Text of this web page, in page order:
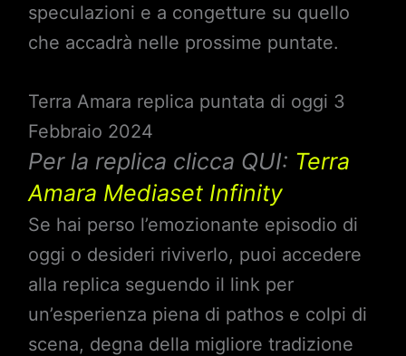
speculazioni e a congetture su quello
che accadrà nelle prossime puntate.
Terra Amara replica puntata di oggi 3
Febbraio 2024
Per la replica clicca QUI: Terra
Amara Mediaset Infinity
Se hai perso l’emozionante episodio di
oggi o desideri riviverlo, puoi accedere
alla replica seguendo il link per
un’esperienza piena di pathos e colpi di
scena, degna della migliore tradizione